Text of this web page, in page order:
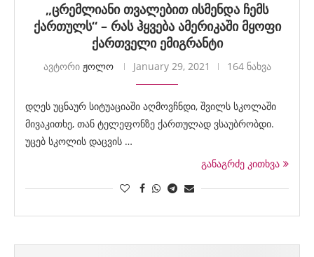
„ცრემლიანი თვალებით ისმენდა ჩემს
ქართულს“ – რას ჰყვება ამერიკაში მყოფი
ქართველი ემიგრანტი
ავტორი ჟოლო January 29, 2021 164 ნახვა
დღეს უცნაურ სიტუაციაში აღმოვჩნდი, შვილს სკოლაში
მივაკითხე, თან ტელეფონზე ქართულად ვსაუბრობდი.
უცებ სკოლის დაცვის …
განაგრძე კითხვა